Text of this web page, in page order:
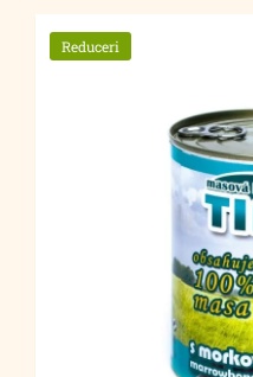
Reduceri